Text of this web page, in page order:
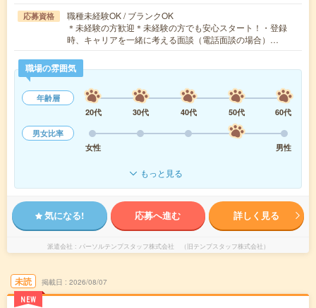
応募資格
職種未経験OK / ブランクOK
＊未経験の方歓迎＊未経験の方でも安心スタート！・登録
時、キャリアを一緒に考える面談（電話面談の場合）…
職場の雰囲気
年齢層
20代
30代 40代 50代
60代
男女比率
女性
男性
もっと見る
気になる! 応募へ進む 詳しく見る
派遣会社 パーソルテンプスタッフ株式会社 （旧テンプスタッフ株式会社）
未読
NEW
掲載日 2026/08/07